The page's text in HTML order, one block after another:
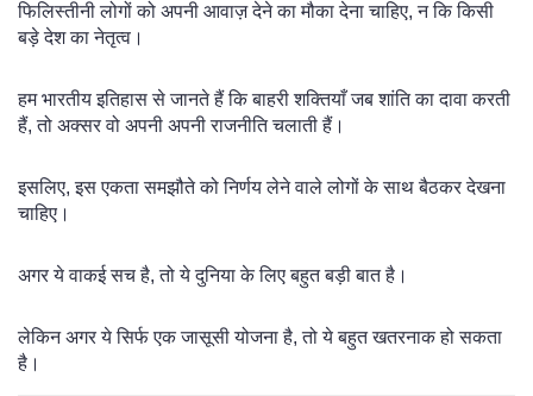
फिलिस्तीनी लोगों को अपनी आवाज़ देने का मौका देना चाहिए, न कि किसी
बड़े देश का नेतृत्व।
हम भारतीय इतिहास से जानते हैं कि बाहरी शक्तियाँ जब शांति का दावा करती
हैं, तो अक्सर वो अपनी अपनी राजनीति चलाती हैं।
इसलिए, इस एकता समझौते को निर्णय लेने वाले लोगों के साथ बैठकर देखना
चाहिए।
अगर ये वाकई सच है, तो ये दुनिया के लिए बहुत बड़ी बात है।
लेकिन अगर ये सिर्फ एक जासूसी योजना है, तो ये बहुत खतरनाक हो सकता
है।